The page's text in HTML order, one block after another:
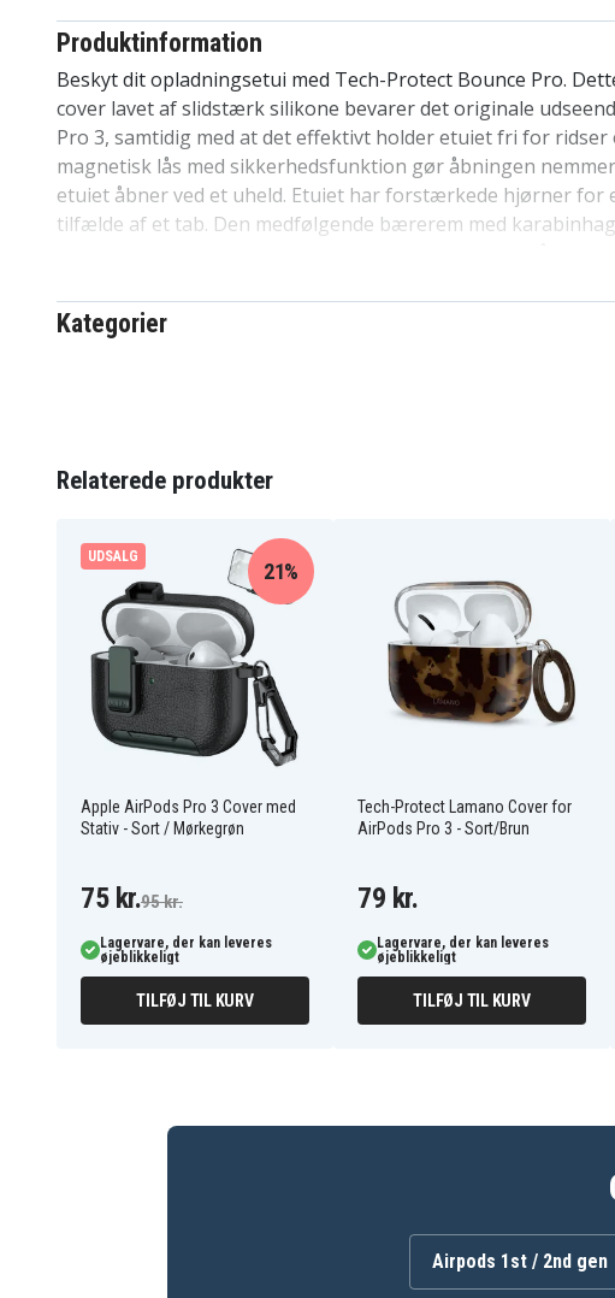
Produktinformation
Beskyt dit opladningsetui med Tech-Protect Bounce Pro.
cover lavet af slidstærk silikone bevarer det originale
Pro 3, samtidig med at det effektivt holder etuiet fri for ridser
magnetisk lås med sikkerhedsfunktion gør åbningen
etuiet åbner ved et uheld. Etuiet har forstærkede hjørner for
tilfælde af et tab. Den medfølgende bærerem med
Specifikationer:
Funktioner:Magnetisk lås med sikkerhedsfunktion,
Kompatibel med:Apple AirPods Pro 3
Fordele ved Apple AirPods Pro 3 cover -
Beskytter effektivt mod ridser og stød
Magnetisk lukning forhindrer, at etuiet åbnes ved et
Bærerem med karabinhage for praktisk opbevaring
Bevarer hovedtelefonernes originale design
EAN / GTIN 5906302392681
Produkttype
Varemærke Tech-Protect
Stativ, Kompatibel med trådløs opladning
Kategorier
Relaterede produkter
UDSALG
Apple AirPods Pro 3 Cover med
Stativ - Sort / Mørkegrøn
21%
75 kr.95 kr.
Lagervare, der kan leveres
øjeblikkeligt
TILFØJ TIL KURV
Tech-Protect Lamano Cover for
AirPods Pro 3 - Sort/Brun
79 kr.
Lagervare, der kan leveres
øjeblikkeligt
TILFØJ TIL KURV
Airpods 1st / 2nd gen